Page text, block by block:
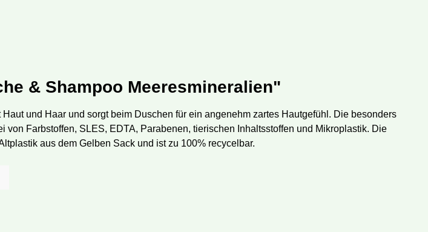
& Shampoo Meeresmineralien"
und Haar und sorgt beim Duschen für ein angenehm zartes Hautgefühl. Die besonders
Farbstoffen, SLES, EDTA, Parabenen, tierischen Inhaltsstoffen und Mikroplastik. Die
aus dem Gelben Sack und ist zu 100% recycelbar.